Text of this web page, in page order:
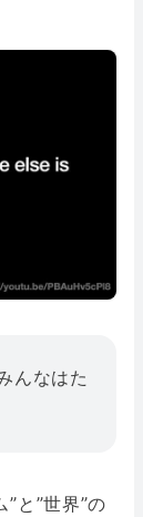
んなはた
と”世界”の